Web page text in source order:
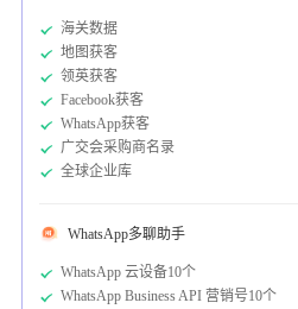
海关数据
地图获客
领英获客
Facebook获客
WhatsApp获客
广交会采购商名录
全球企业库
WhatsApp多聊助手
WhatsApp 云设备10个
WhatsApp Business API 营销号10个